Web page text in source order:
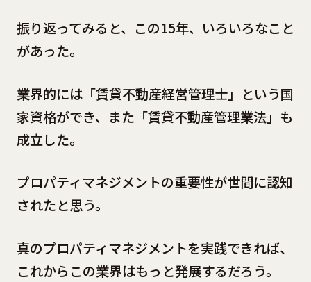
振り返ってみると、この15年、いろいろなこと
があった。
業界的には「賃貸不動産経営管理士」という国
家資格ができ、また「賃貸不動産管理業法」も
成立した。
プロパティマネジメントの重要性が世間に認知
されたと思う。
真のプロパティマネジメントを実践できれば、
これからこの業界はもっと発展するだろう。